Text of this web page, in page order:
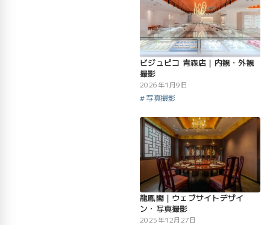
ビジュピコ 青森店｜内観・外観
撮影
2026年1月9日
写真撮影
龍鳳閣｜ウェブサイトデザイ
ン・写真撮影
2025年12月27日